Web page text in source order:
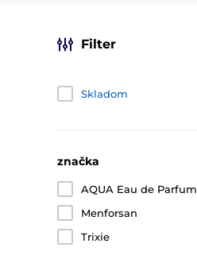
Filter
Skladom
značka
AQUA Eau de Parfum
Menforsan
Trixie